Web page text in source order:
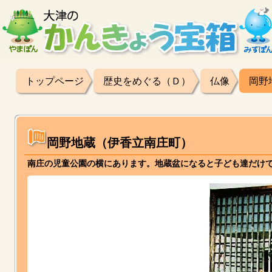
トップページ 歴史をめぐる（Ｄ） 仏像 岡野
岡野地蔵（伊香立南庄町）
南庄の児童公園の横にあります。地蔵盆になると子ども達だけ